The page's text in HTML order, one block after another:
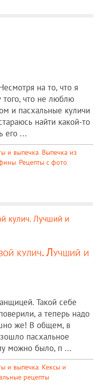
на то, что я
того, что не люблю
и пасхальные куличи
найти какой-то
его ...
и выпечка, Выпечка из
, Рецепты c фото,
кулич. Лучший и
Такой себе
а теперь надо
же! В общем, в
пасхальное
можно было, п ...
и выпечка, Кексы и
рецепты